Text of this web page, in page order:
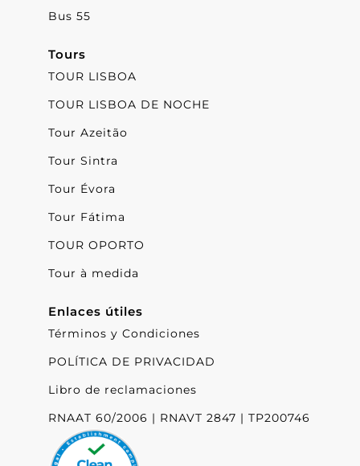
Bus 55
Tours
TOUR LISBOA
TOUR LISBOA DE NOCHE
Tour Azeitão
Tour Sintra
Tour Évora
Tour Fátima
TOUR OPORTO
Tour à medida
Enlaces útiles
Términos y Condiciones
POLÍTICA DE PRIVACIDAD
Libro de reclamaciones
RNAAT 60/2006 | RNAVT 2847 | TP200746